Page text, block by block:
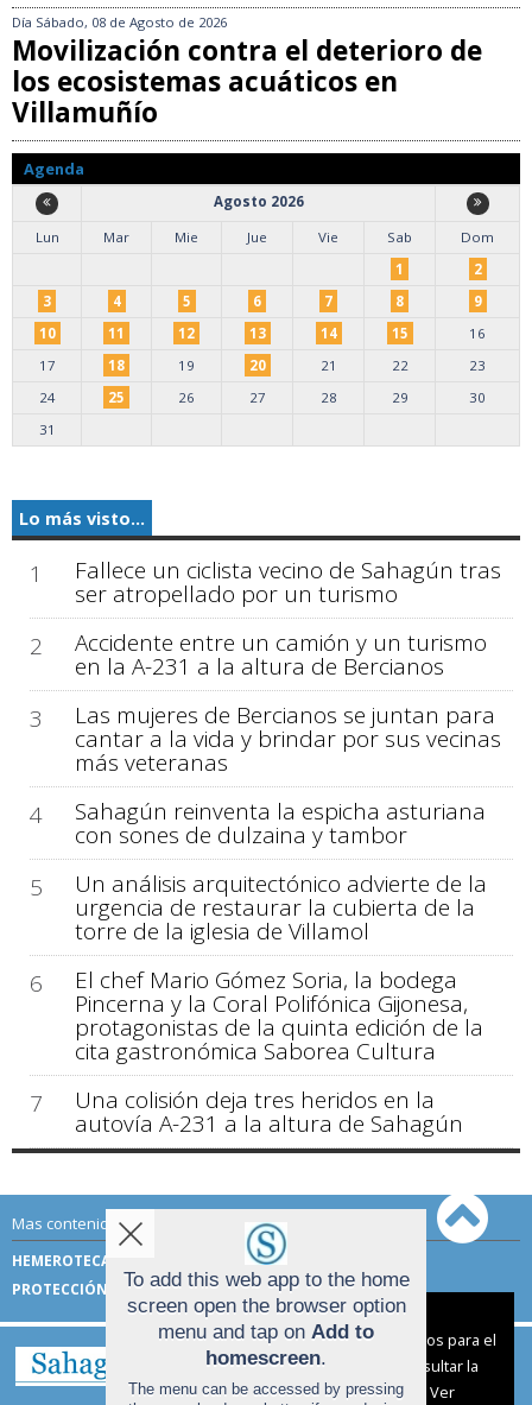
Día Sábado, 08 de Agosto de 2026
Movilización contra el deterioro de
los ecosistemas acuáticos en
Villamuñío
Agenda
Agosto 2026
Lun
Mar Mie Jue Vie Sab
Dom
1
2
3
4 5 6 7 8
9
10
11 12 13 14 15
16
17
18 19 20 21 22
23
24
25 26 27 28 29
30
31
Lo más visto...
1 Fallece un ciclista vecino de Sahagún tras
ser atropellado por un turismo
2
Accidente entre un camión y un turismo
en la A-231 a la altura de Bercianos
3
Las mujeres de Bercianos se juntan para
cantar a la vida y brindar por sus vecinas
más veteranas
4
Sahagún reinventa la espicha asturiana
con sones de dulzaina y tambor
5
Un análisis arquitectónico advierte de la
urgencia de restaurar la cubierta de la
torre de la iglesia de Villamol
6
El chef Mario Gómez Soria, la bodega
Pincerna y la Coral Polifónica Gijonesa,
protagonistas de la quinta edición de la
cita gastronómica Saborea Cultura
7
Una colisión deja tres heridos en la
autovía A-231 a la altura de Sahagún
Mas contenido de Sahagún Digital:
HEMEROTECA
TÉRMINOS DE USO
PROTECCIÓN DE DATOSTo add this web app to the home
screen open the browser option
menu and tap on Add to
homescreen.
The menu can be accessed by pressing
Aviso sobre el Uso de cookies:
Utilizamos cookies nuestras y de terceros para el
funcionamiento del digital. Puedes consultar la
lista de cookies y como desconectarlas.
Ver